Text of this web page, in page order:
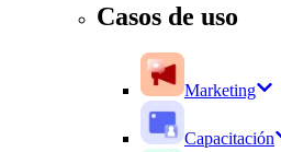
Casos de uso
Marketing
Capacitación